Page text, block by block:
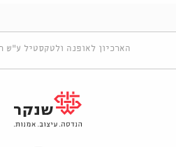
הארכיון לאופנה ולטקסטיל ע"ש